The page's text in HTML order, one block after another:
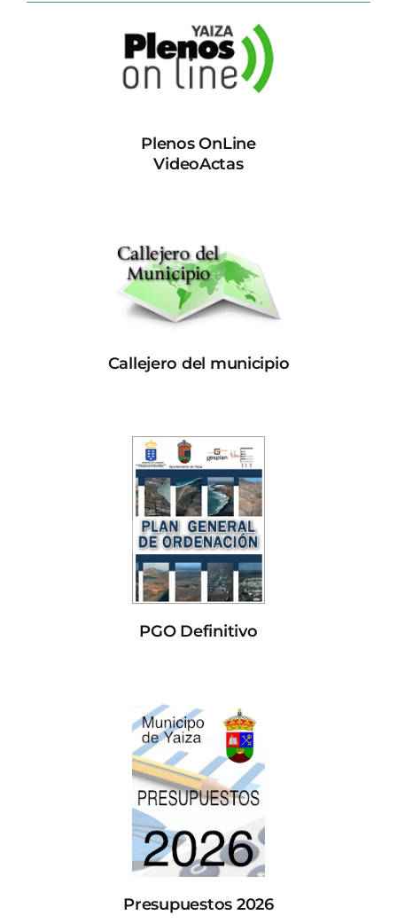
Plenos OnLine
VideoActas
Callejero del municipio
PGO Definitivo
Presupuestos 2026